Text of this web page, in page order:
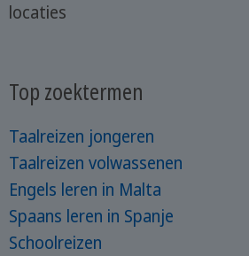
locaties
Top zoektermen
Taalreizen jongeren
Taalreizen volwassenen
Engels leren in Malta
Spaans leren in Spanje
Schoolreizen